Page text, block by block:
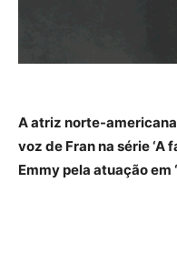
A atriz norte-
voz de Fran na série ‘A
Emmy pela atuação em